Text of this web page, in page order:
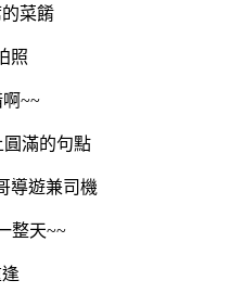
菜餚
照
~~
圓滿的句點
導遊兼司機
整天~~